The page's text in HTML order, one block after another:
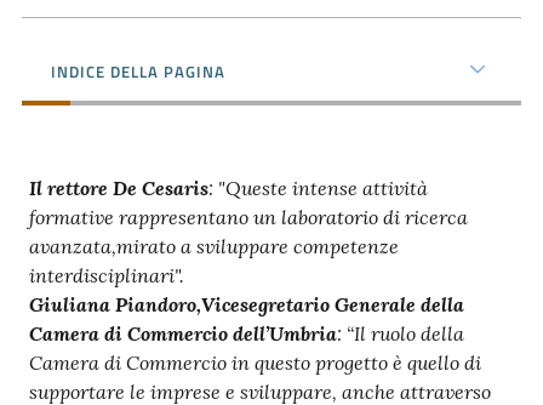
territorio
Tutelare
il
Consumatore
L'Impresa
Digitale
INDICE DELLA PAGINA
Il rettore De Cesaris: "Queste intense attività
formative rappresentano un laboratorio di ricerca
avanzata,mirato a sviluppare competenze
interdisciplinari".
Giuliana Piandoro,Vicesegretario Generale della
Camera di Commercio dell’Umbria: “Il ruolo della
Camera di Commercio in questo progetto è quello di
supportare le imprese e sviluppare, anche attraverso